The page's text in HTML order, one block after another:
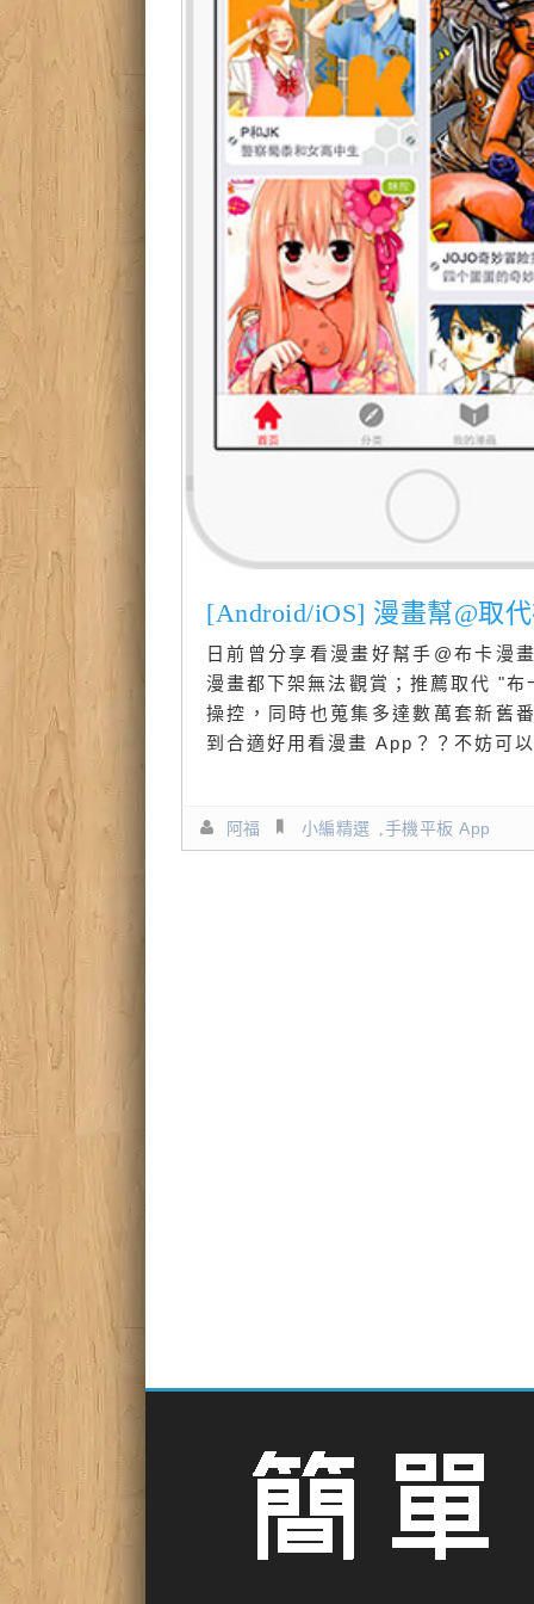
[Android/iOS] 漫畫幫@取
日前曾分享看漫畫好幫手@布卡漫
漫畫都下架無法觀賞；推薦取代 "
操控，同時也蒐集多達數萬套新舊
到合適好用看漫畫 App？？不妨可
阿福 小編精選 手機平板 App